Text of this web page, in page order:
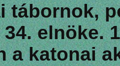
tábornok,
elnöke.
a katonai